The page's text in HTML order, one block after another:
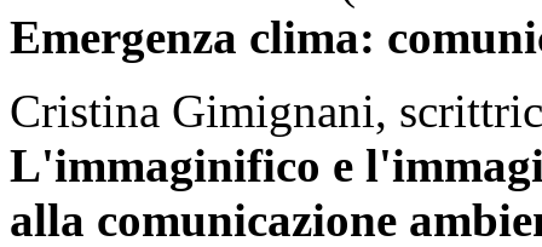
Emergenza clima:
Cristina Gimignani,
L'immaginifico e
alla comunicazione